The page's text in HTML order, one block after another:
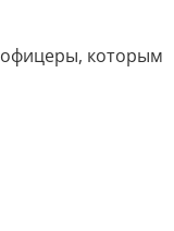
офицеры, которым